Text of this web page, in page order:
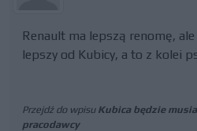
Renault ma lepszą renomę,
lepszy od Kubicy, a to z kolei
Przejdź do wpisu Kubica będzie
pracodawcy